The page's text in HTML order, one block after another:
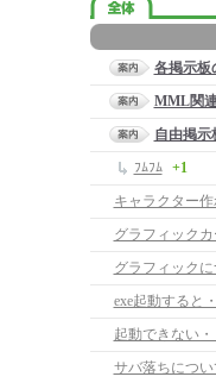
各掲示板
MML関
自由掲示
ﾌﾑﾌﾑ
+1
キャラクター
グラフィックカ
グラフィック
exe起動すると
起動できない・
サバ落ちについ